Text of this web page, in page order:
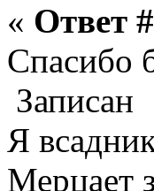
« Ответ
Спасибо
Записан
Я
Мерцает